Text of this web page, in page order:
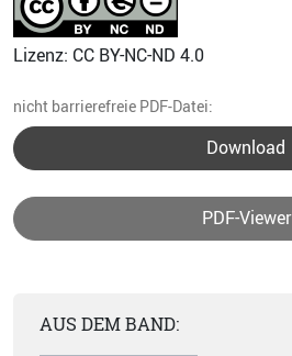
Lizenz: CC BY-NC-ND 4.0
nicht barrierefreie PDF-Datei:
Download
PDF-Viewer
AUS DEM BAND: